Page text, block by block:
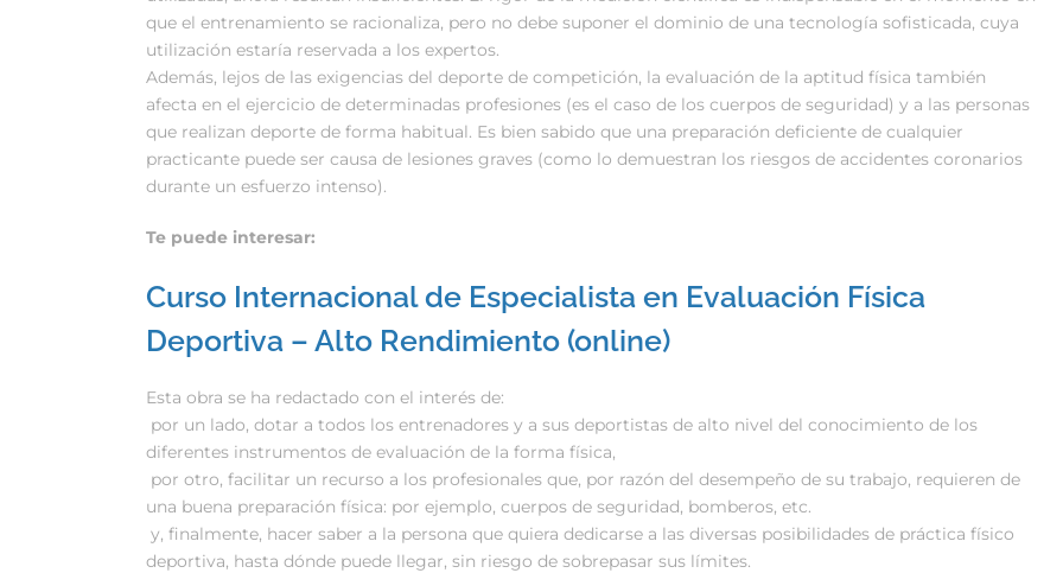
que el entrenamiento se racionaliza, pero no debe suponer el dominio de una tecnología sofisticada, cuya
utilización estaría reservada a los expertos.
Además, lejos de las exigencias del deporte de competición, la evaluación de la aptitud física también
afecta en el ejercicio de determinadas profesiones (es el caso de los cuerpos de seguridad) y a las personas
que realizan deporte de forma habitual. Es bien sabido que una preparación deficiente de cualquier
practicante puede ser causa de lesiones graves (como lo demuestran los riesgos de accidentes coronarios
durante un esfuerzo intenso).
Te puede interesar:
Curso Internacional de Especialista en Evaluación Física
Deportiva – Alto Rendimiento (online)
Esta obra se ha redactado con el interés de:
 por un lado, dotar a todos los entrenadores y a sus deportistas de alto nivel del conocimiento de los
diferentes instrumentos de evaluación de la forma física,
 por otro, facilitar un recurso a los profesionales que, por razón del desempeño de su trabajo, requieren de
una buena preparación física: por ejemplo, cuerpos de seguridad, bomberos, etc.
 y, finalmente, hacer saber a la persona que quiera dedicarse a las diversas posibilidades de práctica físico
deportiva, hasta dónde puede llegar, sin riesgo de sobrepasar sus límites.